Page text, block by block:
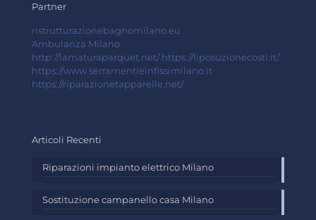
Partner
ristrutturazionebagnomilano.eu
Ambulanza Milano
http://lamaturaparquet.net/ https://liposuzionecosti.it/
https://www.serramentieinfissimilano.it
https://riparazionetapparelle.net/
Articoli Recenti
Riparazioni impianto elettrico Milano
Sostituzione campanello casa Milano